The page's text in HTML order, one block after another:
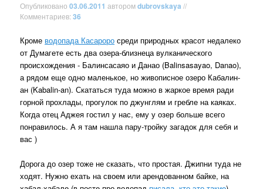
Опубликовано03.06.2011 авторомdubrovskaya //
Комментариев:36
Кроме водопада Касароро среди природных красот недалеко
от Думагете есть два озера-близнеца вулканического
происхождения - Балинсасаяо и Данао (Balinsasayao, Danao),
а рядом еще одно маленькое, но живописное озеро Кабалин-
ан (Kabalin-an). Скататься туда можно в жаркое время ради
горной прохлады, прогулок по джунглям и гребле на каяках.
Когда отец Аджея гостил у нас, ему у озер больше всего
понравилось. А я там нашла пару-тройку загадок для себя и
вас )
Дорога до озер тоже не сказать, что простая. Джипни туда не
ходят. Нужно ехать на своем или арендованном байке, на